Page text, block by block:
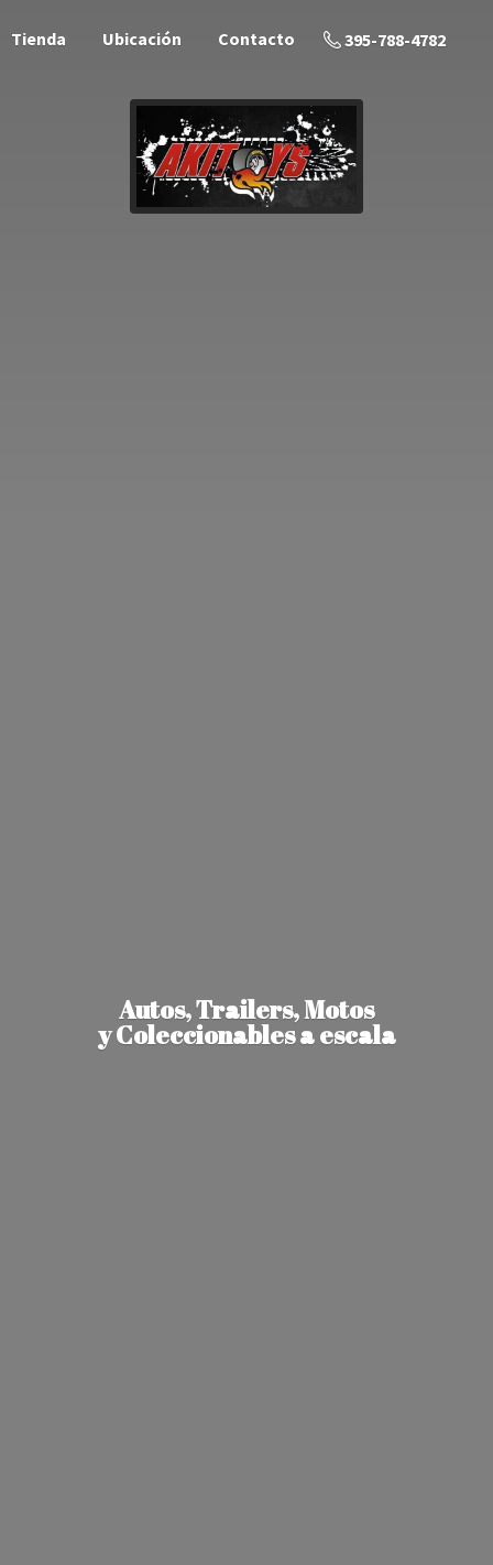
Tienda Ubicación Contacto 395-788-4782
Autos, Trailers, Motos
y Coleccionablesa escala